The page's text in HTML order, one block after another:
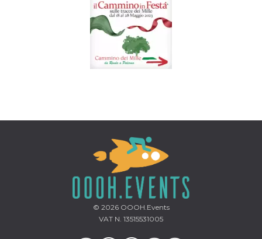
© 2026OOOH.Events
VAT N. 13515531005